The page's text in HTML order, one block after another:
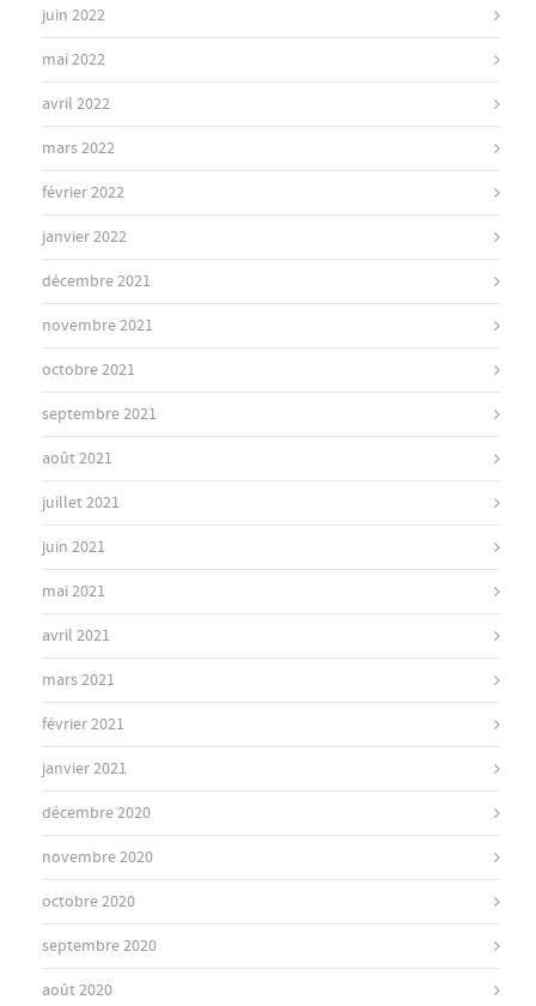
juin 2022
mai 2022
avril 2022
mars 2022
février 2022
janvier 2022
décembre 2021
novembre 2021
octobre 2021
septembre 2021
août 2021
juillet 2021
juin 2021
mai 2021
avril 2021
mars 2021
février 2021
janvier 2021
décembre 2020
novembre 2020
octobre 2020
septembre 2020
août 2020